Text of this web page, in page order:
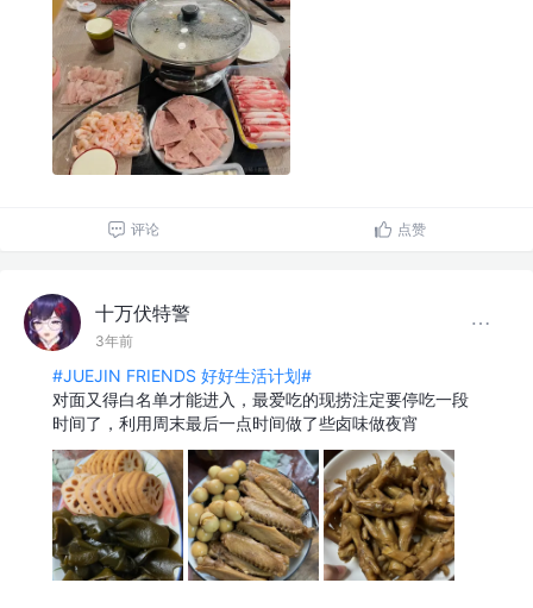
评论 点赞
十万伏特警
3年前
#JUEJIN FRIENDS 好好生活计划#
对面又得白名单才能进入，最爱吃的现捞注定要停吃一段
时间了，利用周末最后一点时间做了些卤味做夜宵